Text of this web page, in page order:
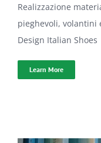
Realizzazione
pieghevoli, volantini
Design Italian Shoes
Learn More